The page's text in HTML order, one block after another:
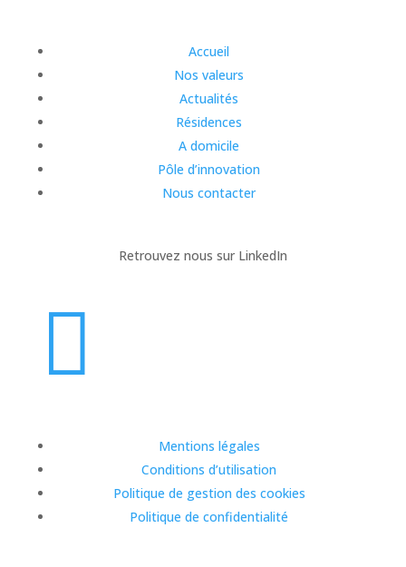
Accueil
Nos valeurs
Actualités
Résidences
A domicile
Pôle d’innovation
Nous contacter
Retrouvez nous sur LinkedIn

Mentions légales
Conditions d’utilisation
Politique de gestion des cookies
Politique de confidentialité